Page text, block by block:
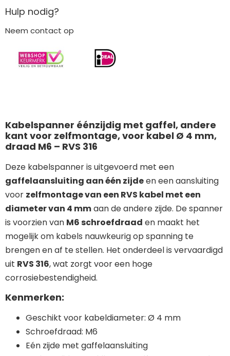
Hulp nodig?
Neem contact op
Kabelspanner éénzijdig met gaffel, andere
kant voor zelfmontage, voor kabel Ø 4 mm,
draad M6 – RVS 316
Deze kabelspanner is uitgevoerd met een
gaffelaansluiting aan één zijdeen een aansluiting
voor zelfmontage van een RVS kabel met een
diameter van 4 mmaan de andere zijde. De spanner
is voorzien van M6 schroefdraad en maakt het
mogelijk om kabels nauwkeurig op spanning te
brengen en af te stellen. Het onderdeel is vervaardigd
uit RVS 316, wat zorgt voor een hoge
corrosiebestendigheid.
Kenmerken:
Geschikt voor kabeldiameter: Ø 4 mm
Schroefdraad: M6
Eén zijde met gaffelaansluiting